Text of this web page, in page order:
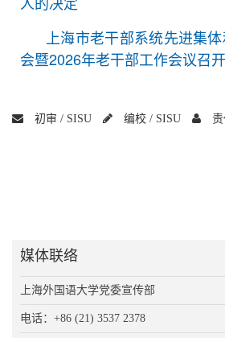
上海市老干部系统先进集
会暨2026年老干部工作会议召开
初审 / SISU 编校 / SISU
媒体联络
上海外国语大学党委宣传部
电话：+86 (21) 3537 2378